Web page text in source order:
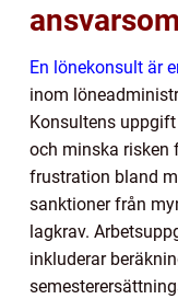
En lönekonsult är
inom
Konsultens
och minska risken
frustration bland
sanktioner från
lagkrav.
inkluderar